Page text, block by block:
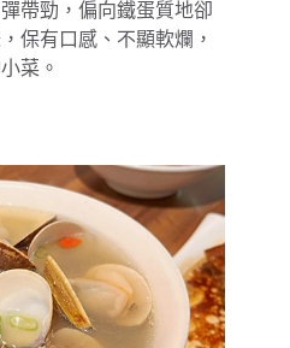
帶勁，偏向鐵蛋質地卻
保有口感、不顯軟爛，
菜。